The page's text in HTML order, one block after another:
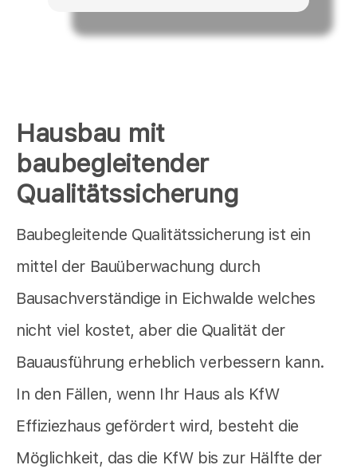
Hausbau mit
baubegleitender
Qualitätssicherung
Baubegleitende Qualitätssicherung ist ein
mittel der Bauüberwachung durch
Bausachverständige in Eichwalde welches
nicht viel kostet, aber die Qualität der
Bauausführung erheblich verbessern kann.
In den Fällen, wenn Ihr Haus als KfW
Effiziezhaus gefördert wird, besteht die
Möglichkeit, das die KfW bis zur Hälfte der